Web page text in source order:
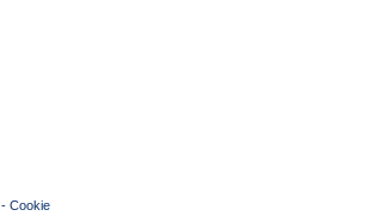
- Cookie